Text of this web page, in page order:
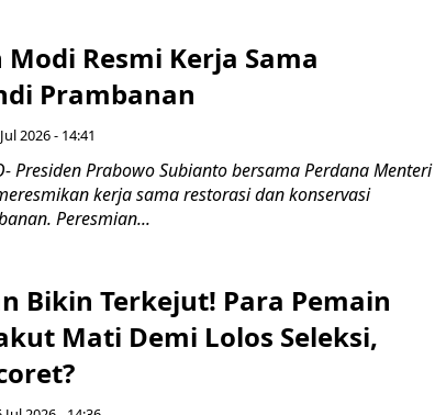
Resmi Kerja Sama
Prambanan
2026 - 14:41
Presiden Prabowo Subianto bersama Perdana Menteri
kerja sama restorasi dan konservasi
Peresmian...
Bikin Terkejut! Para Pemain
Mati Demi Lolos Seleksi,